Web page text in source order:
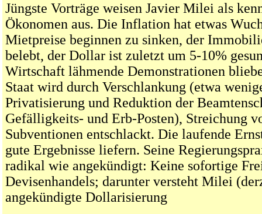
Jüngste Vorträge weisen Javier Milei als
Ökonomen aus. Die Inflation hat etwas
Mietpreise beginnen zu sinken, der
belebt, der Dollar ist zuletzt um 5-10%
Wirtschaft lähmende Demonstrationen
Staat wird durch Verschlankung (etwa
Privatisierung und Reduktion der
Gefälligkeits- und Erb-Posten), Streichung
Subventionen entschlackt. Die laufende
gute Ergebnisse liefern. Seine
radikal wie angekündigt: Keine sofortige
Devisenhandels; darunter versteht Milei
angekündigte Dollarisierung